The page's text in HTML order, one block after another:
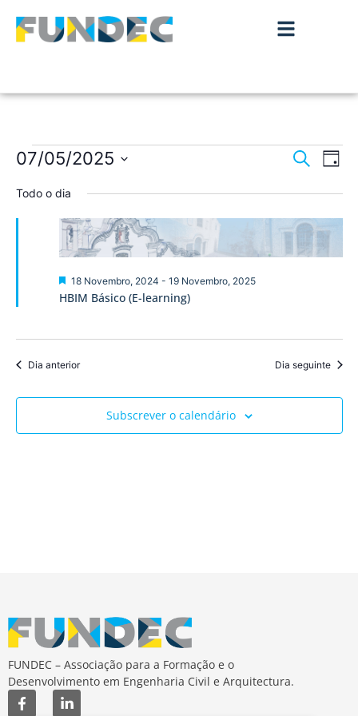
de
e
Pesquisar
de
Dia
07/05/2025
a
Todo o dia
HBIM Básico (E-learning)
Destaque
18 Novembro, 2024 - 19 Novembro, 2025
Dia anterior Dia seguinte
Subscrever o calendário
FUNDEC – Associação para a Formação e o
Desenvolvimento em Engenharia Civil e Arquitectura.